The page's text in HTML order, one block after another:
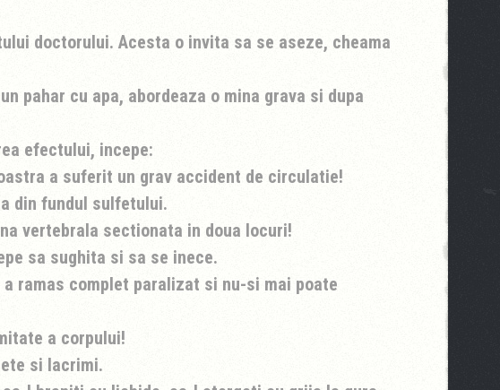
doctorului. Acesta o invita sa se aseze, cheama
pahar cu apa, abordeaza o mina grava si dupa
efectului, incepe:
a suferit un grav accident de circulatie!
din fundul sulfetului.
vertebrala sectionata in doua locuri!
sa sughita si sa se inece.
a ramas complet paralizat si nu-si mai poate
a corpului!
si lacrimi.